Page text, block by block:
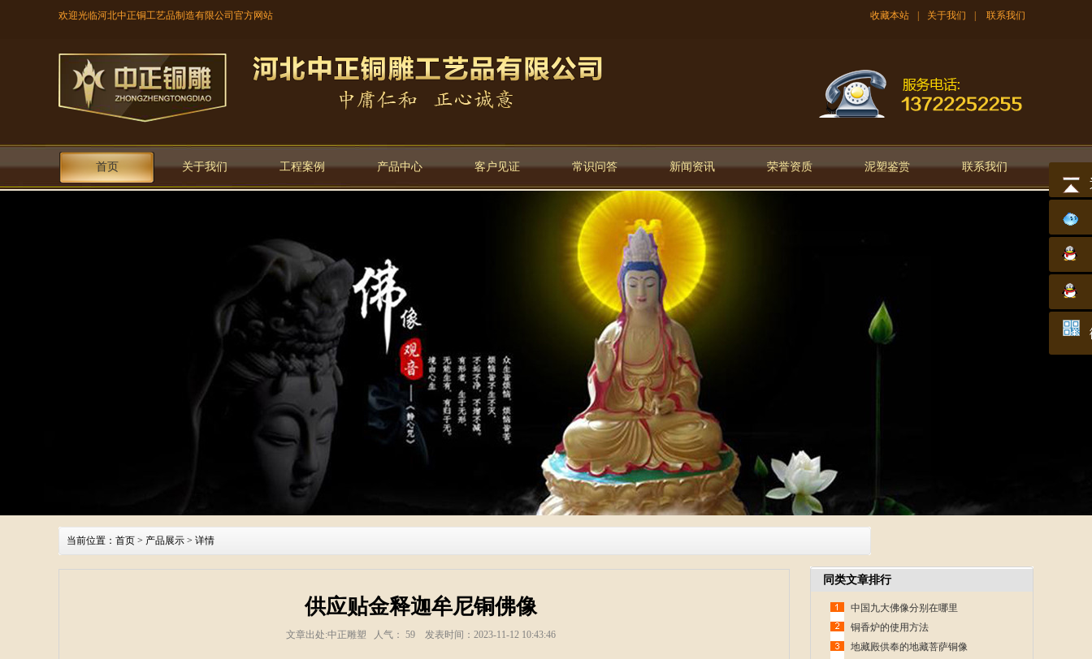
欢迎光临河北中正铜工艺品制造有限公司官方网站 收藏本站 关于我们 联系我们
首页 关于我们 工程案例 产品中心 客户见证 常识问答 新闻资讯 荣誉资质 泥塑鉴赏 联系我们
当前位置： 首页 > 产品展示 > 详情
供应贴金释迦牟尼铜佛像
文章出处:中正雕塑 人气： 59 发表时间：2023-11-12 10:43:46
同类文章排行
中国九大佛像分别在哪里
铜香炉的使用方法
地藏殿供奉的地藏菩萨铜像